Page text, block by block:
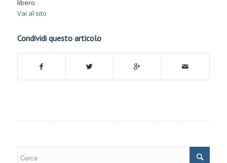
libero.
Vai al sito
Condividi questo articolo